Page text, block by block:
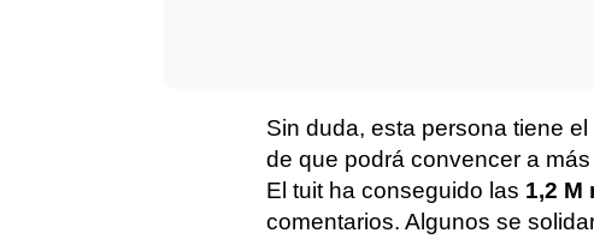
Sin duda, esta persona tiene
de que podrá convencer a
El tuit ha conseguido las 1,2 M
comentarios. Algunos se